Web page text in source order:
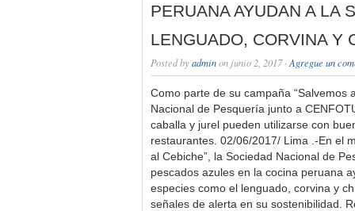
PERUANA AYUDAN A LA
LENGUADO, CORVINA Y
Posted byadminon junio 2, 2017 · Agregue un
Como parte de su campaña “Salvemos
Nacional de Pesquería junto a
caballa y jurel pueden utilizarse con
restaurantes. 02/06/2017/ Lima .-En el
al Cebiche”, la Sociedad Nacional de
pescados azules en la cocina peruana
especies como el lenguado, corvina y
señales de alerta en su sostenibilidad.